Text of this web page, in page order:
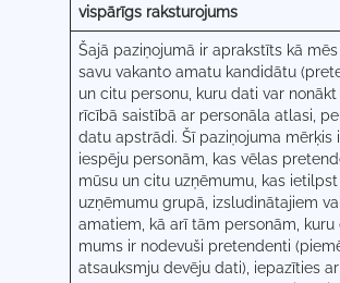
vispārīgs raksturojums
Šajā paziņojumā ir aprakstīts kā
savu vakanto amatu kandidātu
un citu personu, kuru dati var
rīcībā saistībā ar personāla atlasi,
datu apstrādi. Šī paziņojuma mērķis
iespēju personām, kas vēlas
mūsu un citu uzņēmumu, kas
uzņēmumu grupā, izsludinātajiem
amatiem, kā arī tām personām, kuru
mums ir nodevuši pretendenti
atsauksmju devēju dati), iepazīties